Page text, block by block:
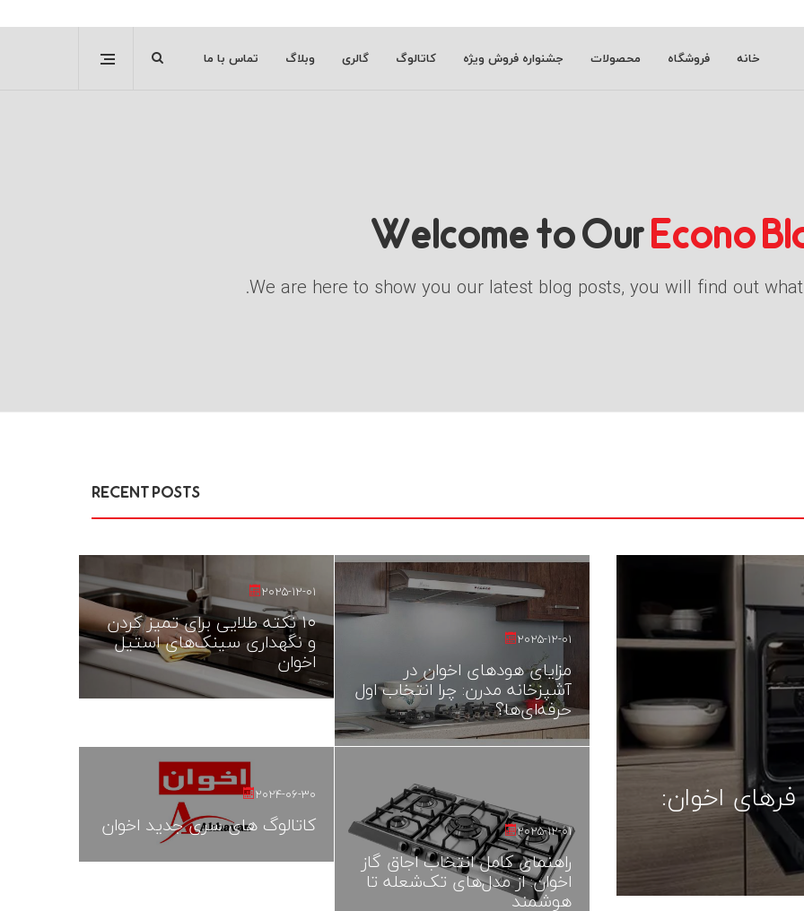
خانه فروشگاه محصولات جشنواره فروش ویژه کاتالوگ گالری وبلاگ تماس با ما
Welcome to OurEcono
We are here to show you our latest blog posts, you will find out
RECENT POSTS
اخوان:
2025-12-01
مزایای هودهای اخوان در
آشپزخانه مدرن: چرا انتخاب اول
حرفه‌ای‌ها؟
2025-12-01
۱۰ نکته طلایی برای تمیز کردن
و نگهداری سینک‌های استیل
اخوان
2025-12-01
راهنمای کامل انتخاب اجاق گاز
اخوان: از مدل‌های تک‌شعله تا
هوشمند
2024-06-30
کاتالوگ های سری جدید اخوان